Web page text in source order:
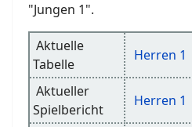
"Jungen 1".
Aktuelle
Tabelle
Herren 1
Aktueller
Spielbericht
Herren 1